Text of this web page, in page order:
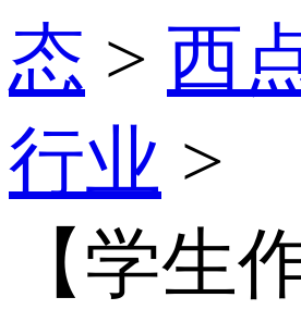
态 > 西
行业 >
【学生